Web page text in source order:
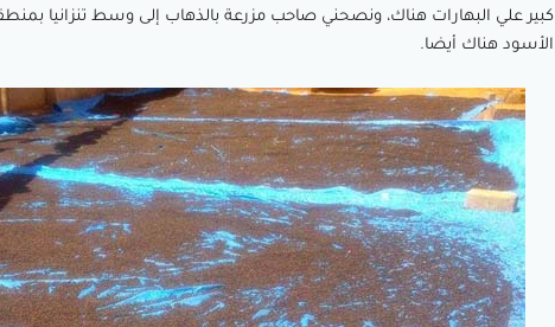
كبير علي البهارات هناك، ونصحني صاحب مزرعة بالذهاب إلى وسط تنزانيا
الأسود هناك أيضا.